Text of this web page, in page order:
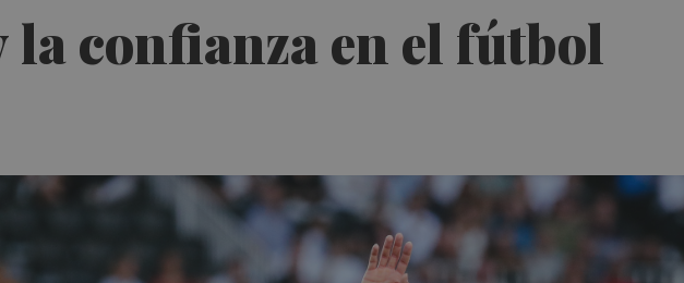
la confianza en el fútbol